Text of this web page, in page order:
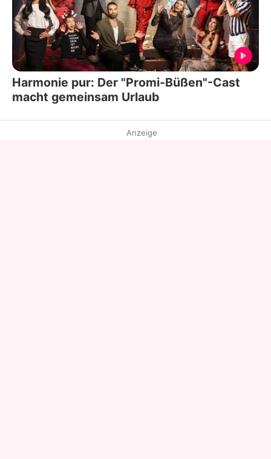
Harmonie pur: Der "Promi-Büßen"-Cast
macht gemeinsam Urlaub
Anzeige